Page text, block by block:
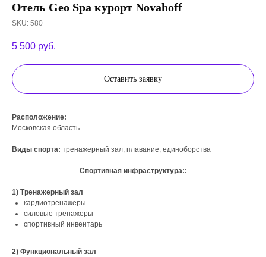
Отель Geo Spa курорт Novahoff
SKU: 580
5 500 руб.
Оставить заявку
Расположение:
Московская область
Виды спорта: тренажерный зал, плавание, единоборства
Спортивная инфраструктура::
1) Тренажерный зал
кардиотренажеры
силовые тренажеры
спортивный инвентарь
2) Функциональный зал